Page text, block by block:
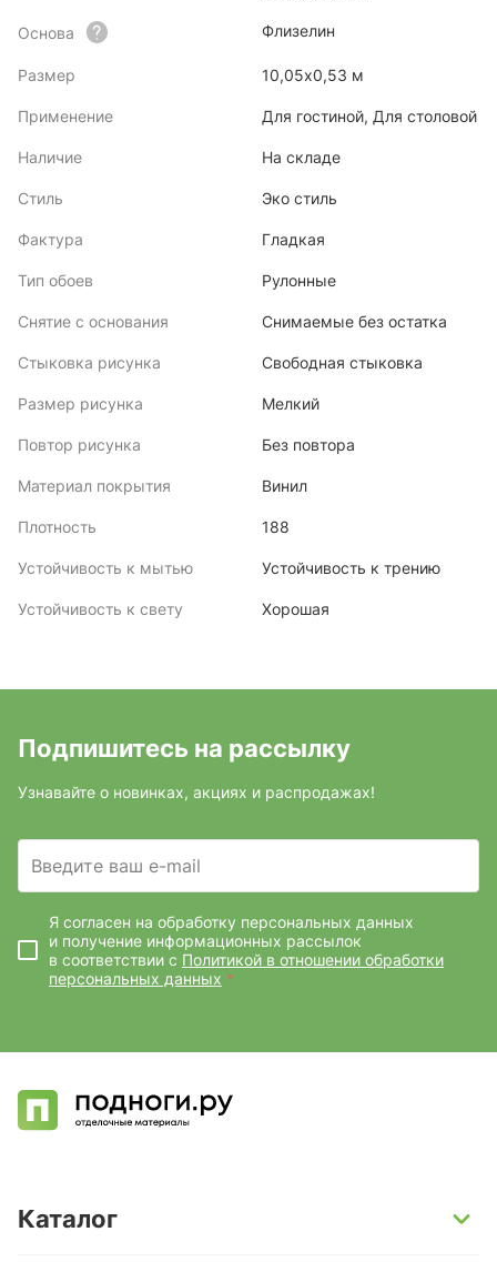
Основа Флизелин
Размер 10,05х0,53 м
Применение Для гостиной, Для столовой
Наличие На складе
Стиль Эко стиль
Фактура Гладкая
Тип обоев Рулонные
Снятие с основания Снимаемые без остатка
Стыковка рисунка Свободная стыковка
Размер рисунка Мелкий
Повтор рисунка Без повтора
Материал покрытия Винил
Плотность 188
Устойчивость к мытью Устойчивость к трению
Устойчивость к свету Хорошая
Подпишитесь на рассылку
Узнавайте о новинках, акциях и распродажах!
Введите ваш e-mail
Я согласен на обработку персональных данных
и получение информационных рассылок
в соответствии с Политикой в отношении обработки
персональных данных *
Каталог